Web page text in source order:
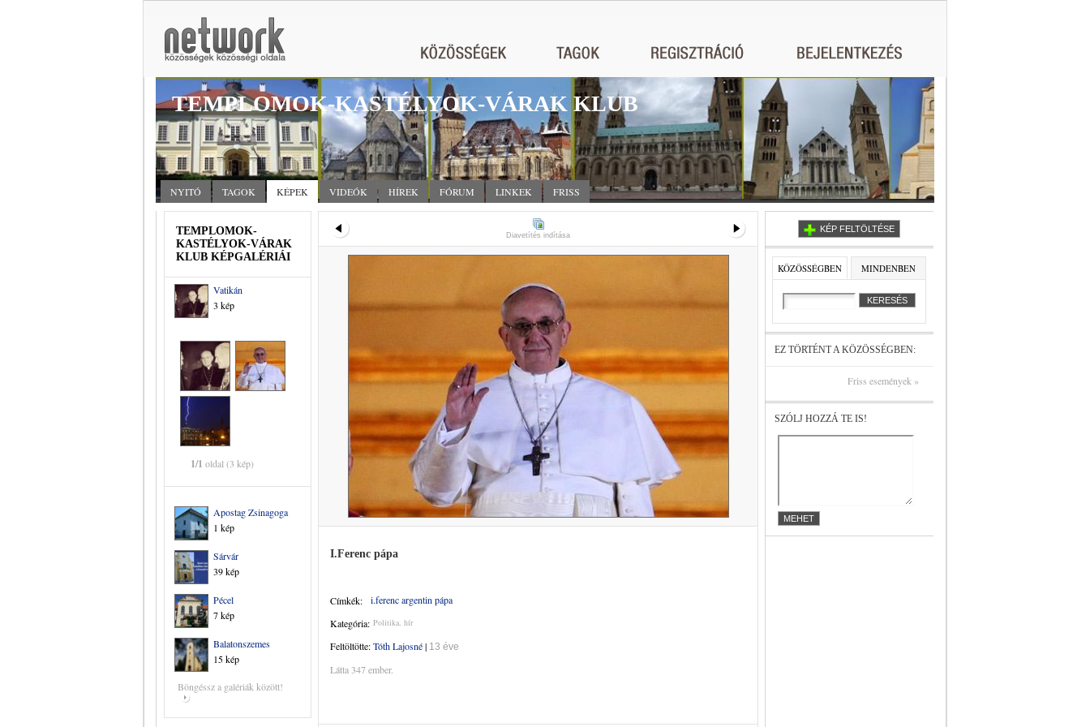
TEMPLOMOK-KASTÉLYOK-VÁRAK KLUB
NYITÓ TAGOK KÉPEK VIDEÓK HÍREK FÓRUM LINKEK FRISS
TEMPLOMOK-
KASTÉLYOK-VÁRAK
KLUB KÉPGALÉRIÁI
Vatikán
3 kép
1/1 oldal (3 kép)
Apostag Zsinagoga
1 kép
Sárvár
39 kép
Pécel
7 kép
Balatonszemes
15 kép
Böngéssz a galériák között!
Diavetítés indítása
I.Ferenc pápa
Címkék:
i.ferenc argentin pápa
Kategória: Politika, hír
Feltöltötte:Tóth Lajosné| 13 éve
Látta 347 ember.
KÉP FELTÖLTÉSE
KÖZÖSSÉGBEN MINDENBEN
EZ TÖRTÉNT A KÖZÖSSÉGBEN:
Friss események »
SZÓLJ HOZZÁ TE IS!